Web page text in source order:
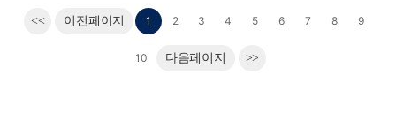
<< 이전페이지 1 2 3 4 5 6 7 8 9
10 다음페이지 >>